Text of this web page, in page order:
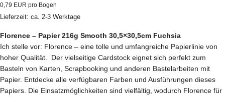
0,79 EUR pro Bogen
Lieferzeit: ca. 2-3 Werktage
Florence – Papier 216g Smooth 30,5×30,5cm Fuchsia
Ich stelle vor: Florence – eine tolle und umfangreiche Papierlinie von
hoher Qualität. Der vielseitige Cardstock eignet sich perfekt zum
Basteln von Karten, Scrapbooking und anderen Bastelarbeiten mit
Papier. Entdecke alle verfügbaren Farben und Ausführungen dieses
Papiers. Die Einsatzmöglichkeiten sind vielfältig, wodurch Florence für